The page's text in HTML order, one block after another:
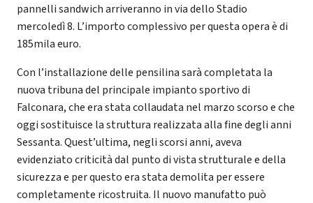
pannelli sandwich arriveranno in via dello Stadio
mercoledì 8. L’importo complessivo per questa opera è di
185mila euro.
Con l’installazione delle pensilina sarà completata la
nuova tribuna del principale impianto sportivo di
Falconara, che era stata collaudata nel marzo scorso e che
oggi sostituisce la struttura realizzata alla fine degli anni
Sessanta. Quest’ultima, negli scorsi anni, aveva
evidenziato criticità dal punto di vista strutturale e della
sicurezza e per questo era stata demolita per essere
completamente ricostruita. Il nuovo manufatto può